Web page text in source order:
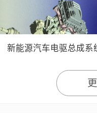
新能源汽车电驱总成系